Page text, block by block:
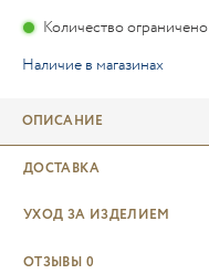
Количество ограничено
Наличие в магазинах
ОПИСАНИЕ
ДОСТАВКА
УХОД ЗА ИЗДЕЛИЕМ
ОТЗЫВЫ 0